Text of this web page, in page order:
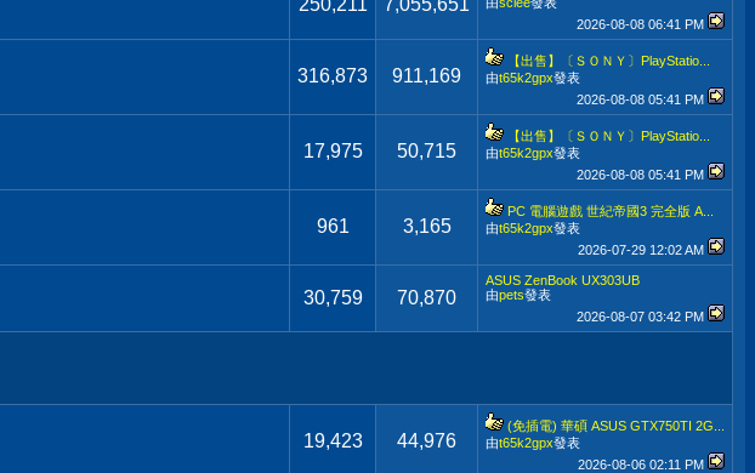
250,211 7,055,651
2026-08-08 06:41 PM
316,873 911,169
【出售】〔ＳＯＮＹ〕PlayStatio...
由t65k2gpx發表
2026-08-08 05:41 PM
17,975 50,715
【出售】〔ＳＯＮＹ〕PlayStatio...
由t65k2gpx發表
2026-08-08 05:41 PM
961 3,165
PC 電腦遊戲 世紀帝國3 完全版 A...
由t65k2gpx發表
2026-07-29 12:02 AM
30,759 70,870
ASUS ZenBook UX303UB
由pets發表
2026-08-07 03:42 PM
19,423 44,976
(免插電) 華碩 ASUS GTX750TI 2G...
由t65k2gpx發表
2026-08-06 02:11 PM